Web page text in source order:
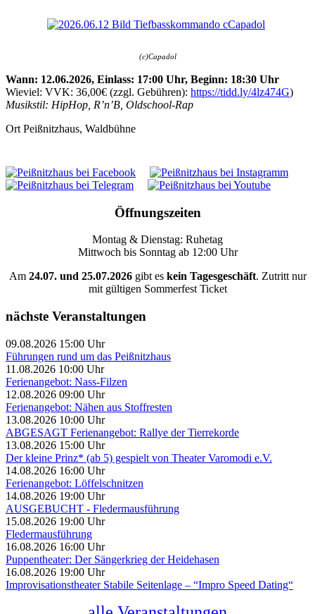
(c)Capadol
Wann: 12.06.2026, Einlass: 17:00 Uhr, Beginn: 18:30 Uhr
Wieviel: VVK: 36,00€ (zzgl. Gebühren): https://tidd.ly/4lz474G)
Musikstil: HipHop, R’n’B, Oldschool-Rap
Ort Peißnitzhaus, Waldbühne
Öffnungszeiten
Montag & Dienstag: Ruhetag
Mittwoch bis Sonntag ab 12:00 Uhr
Am 24.07. und 25.07.2026gibt eskein Tagesgeschäft. Zutritt nur
mit gültigen Sommerfest Ticket
nächste Veranstaltungen
09.08.2026 15:00 Uhr
Führungen rund um das Peißnitzhaus
11.08.2026 10:00 Uhr
Ferienangebot: Nass-Filzen
12.08.2026 09:00 Uhr
Ferienangebot: Nähen aus Stoffresten
13.08.2026 10:00 Uhr
ABGESAGT Ferienangebot: Rallye der Tierrekorde
13.08.2026 15:00 Uhr
Der kleine Prinz* (ab 5) gespielt von Theater Varomodi e.V.
14.08.2026 16:00 Uhr
Ferienangebot: Löffelschnitzen
14.08.2026 19:00 Uhr
AUSGEBUCHT - Fledermausführung
15.08.2026 19:00 Uhr
Fledermausführung
16.08.2026 16:00 Uhr
Puppentheater: Der Sängerkrieg der Heidehasen
16.08.2026 19:00 Uhr
Improvisationstheater Stabile Seitenlage – “Impro Speed Dating“